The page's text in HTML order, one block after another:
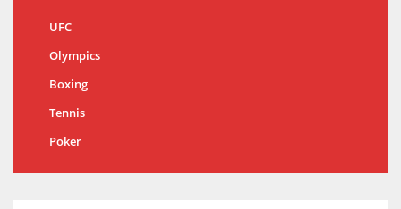
UFC
Olympics
Boxing
Tennis
Poker